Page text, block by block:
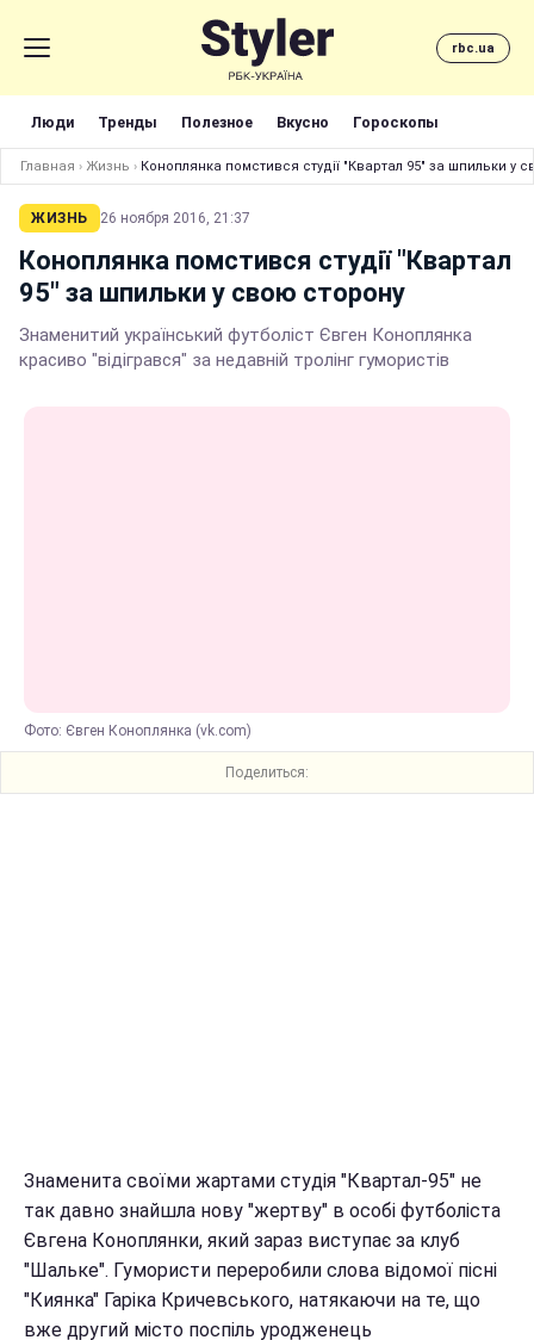
rbc.ua
Люди Тренды Полезное Вкусно Гороскопы
Главная › Жизнь › Коноплянка помстився студії "Квартал 95" за шпильки у
ЖИЗНЬ 26 ноября 2016, 21:37
Коноплянка помстився студії "Квартал
95" за шпильки у свою сторону
Знаменитий український футболіст Євген Коноплянка
красиво "відігрався" за недавній тролінг гумористів
Фото: Євген Коноплянка (vk.com)
Поделиться:
Знаменита своїми жартами студія "Квартал-95" не
так давно знайшла нову "жертву" в особі футболіста
Євгена Коноплянки, який зараз виступає за клуб
"Шальке". Гумористи переробили слова відомої пісні
"Киянка" Гаріка Кричевського, натякаючи на те, що
вже другий місто поспіль уродженець